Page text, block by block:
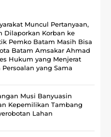
Muncul Pertanyaan,
Dilaporkan Korban ke
Pemko Batam Masih Bisa
Batam Amsakar Ahmad
Hukum yang Menjerat
yang Sama
Musi Banyuasin
Kepemilikan Tambang
Lahan